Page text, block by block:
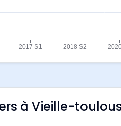
à Vieille-